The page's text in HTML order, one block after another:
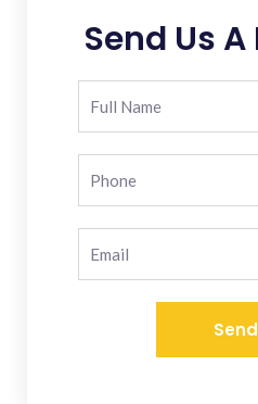
Send Us
Send